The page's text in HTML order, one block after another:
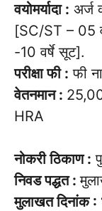
वयोमर्यादा : अर्ज
[SC/ST – 05
-10 वर्षे सूट].
परीक्षा फी : फी
वेतनमान :
HRA
नोकरी ठिकाण :
निवड पद्धत :
मुलाखत दिनांक :